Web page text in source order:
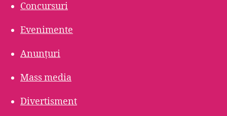
Concursuri
Evenimente
Anunțuri
Mass media
Divertisment